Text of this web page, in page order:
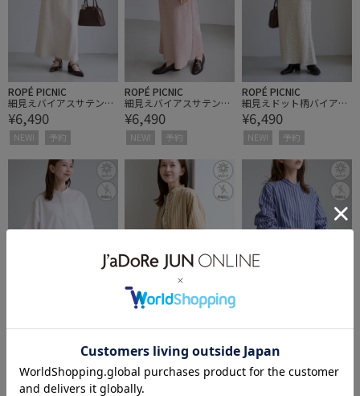
ROPÉ PICNIC
細見えバイアスサテンス
カート/ウエストゴム
¥6,490
NEW! 予約
ROPÉ PICNIC
細見えバイアスサテンス
カート/ウエストゴム
¥6,490
NEW! 予約
ROPÉ PICNIC
細見えドット柄バイアス
サテンスカート/ウエス
トゴム
¥6,490
NEW! 予約
ラウス/UVケア・イージ
¥5,995
通気性
ROPÉ PICNIC
フリルペプラムシャツブ
ラウス/UVケア・イージ
¥5,995
NEW! 予約
通気性
イージーケア
ラウス/UVケア・イージ
¥5,995
NEW!
イージーケア